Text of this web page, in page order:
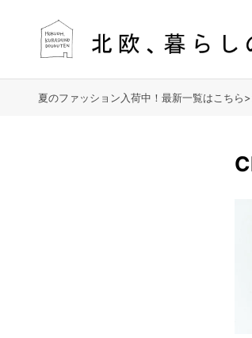
夏のファッション入荷中！最新一覧はこちら